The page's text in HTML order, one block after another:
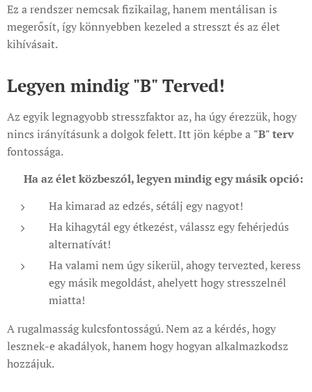
Ez a rendszer nemcsak fizikailag, hanem mentálisan is
megerősít, így könnyebben kezeled a stresszt és az élet
kihívásait.
Legyen mindig "B" Terved!
Az egyik legnagyobb stresszfaktor az, ha úgy érezzük, hogy
nincs irányításunk a dolgok felett. Itt jön képbe a "B" terv
fontossága.
Ha az élet közbeszól, legyen mindig egy másik opció:
Ha kimarad az edzés, sétálj egy nagyot!
Ha kihagytál egy étkezést, válassz egy fehérjedús
alternatívát!
Ha valami nem úgy sikerül, ahogy tervezted, keress
egy másik megoldást, ahelyett hogy stresszelnél
miatta!
A rugalmasság kulcsfontosságú. Nem az a kérdés, hogy
lesznek-e akadályok, hanem hogy hogyan alkalmazkodsz
hozzájuk.